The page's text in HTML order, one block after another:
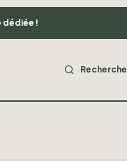
dédiée !
Recherche